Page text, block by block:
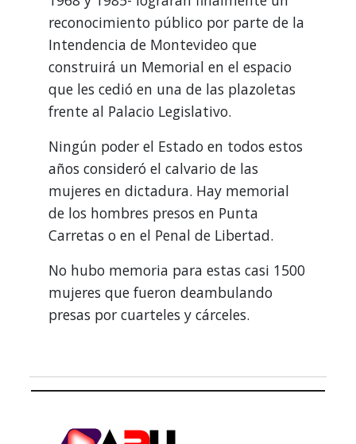
reconocimiento público por parte de la
Intendencia de Montevideo que
construirá un Memorial en el espacio
que les cedió en una de las plazoletas
frente al Palacio Legislativo.
Ningún poder el Estado en todos estos
años consideró el calvario de las
mujeres en dictadura. Hay memorial
de los hombres presos en Punta
Carretas o en el Penal de Libertad.
No hubo memoria para estas casi 1500
mujeres que fueron deambulando
presas por cuarteles y cárceles.